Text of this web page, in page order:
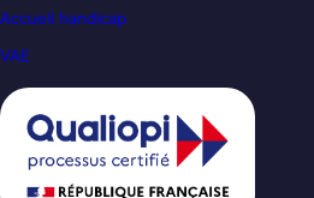
Accueil handicap
VAE